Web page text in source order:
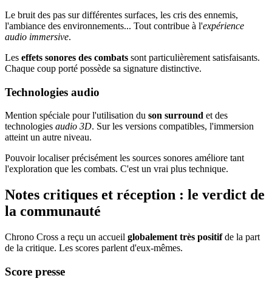
Le bruit des pas sur différentes surfaces, les cris des ennemis,
l'ambiance des environnements... Tout contribue à l'expérience
audio immersive.
Les effets sonores des combats sont particulièrement satisfaisants.
Chaque coup porté possède sa signature distinctive.
Technologies audio
Mention spéciale pour l'utilisation du son surround et des
technologies audio 3D. Sur les versions compatibles, l'immersion
atteint un autre niveau.
Pouvoir localiser précisément les sources sonores améliore tant
l'exploration que les combats. C'est un vrai plus technique.
Notes critiques et réception : le verdict de
la communauté
Chrono Cross a reçu un accueil globalement très positifde la part
de la critique. Les scores parlent d'eux-mêmes.
Score presse